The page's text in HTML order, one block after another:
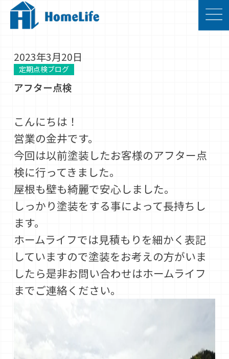
2023年3月20日
定期点検ブログ
アフター点検
こんにちは！
営業の金井です。
今回は以前塗装したお客様のアフター点
検に行ってきました。
屋根も壁も綺麗で安心しました。
しっかり塗装をする事によって長持ちし
ます。
ホームライフでは見積もりを細かく表記
していますので塗装をお考えの方がいま
したら是非お問い合わせはホームライフ
までご連絡ください。